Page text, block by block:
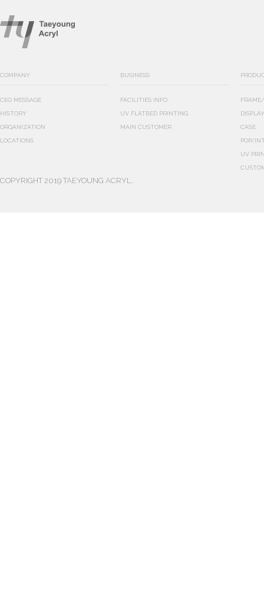
COMPANY
CEO MESSAGE
HISTORY
ORGANIZATION
LOCATIONS
BUSINESS
FACILITIES INFO
UV FLATBED PRINTING
MAIN CUSTOMER CASE
POP/
UV
COPYRIGHT 2019 TAEYOUNG ACRYL.